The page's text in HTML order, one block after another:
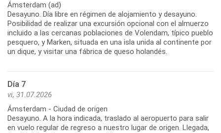
Ámsterdam (ad)
Desayuno. Día libre en régimen de alojamiento y desayuno.
Posibilidad de realizar una excursión opcional con el almuerzo
incluido a las cercanas poblaciones de Volendam, típico pueblo
pesquero, y Marken, situada en una isla unida al continente por
Día 7
vi, 31.07.2026
Ámsterdam - Ciudad de origen
Desayuno. A la hora indicada, traslado al aeropuerto para salir
en vuelo regular de regreso a nuestro lugar de origen. Llegada,